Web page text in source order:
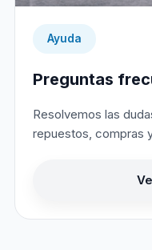
Ayuda
Preguntas
Resolvemos las
repuestos, compras